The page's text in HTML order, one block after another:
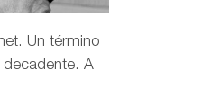
Un término
decadente. A